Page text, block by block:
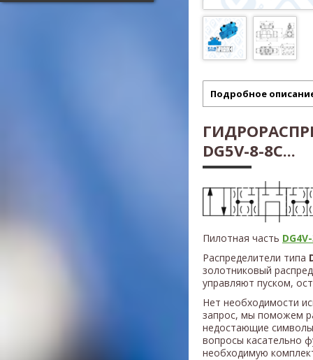
Подробное
DG5V-8-8C...
Пилотная часть
Распределители типа
золотниковый
управляют пуском,
Нет необходимости
запрос, мы поможем
недостающие
вопросы касательно
необходимую